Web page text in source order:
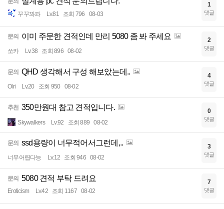
꾸꾸꽈꽈 Lv.81 조회 796 08-03
1
댓글
문의 이미 주문한 견적인데 만리 5080 좀 봐 주세요
쏘카 Lv.38 조회 896 08-02
2
댓글
문의 QHD 생각해서 구성 해보았는데..
Olri Lv.20 조회 950 08-02
4
댓글
추천 350만원대 참고 견적입니다.
Skywalkers Lv.92 조회 889 08-02
0
댓글
문의 ssd용량이 너무적어서그런데,..
너무어렵다능 Lv.12 조회 946 08-02
3
댓글
문의 5080 견적 부탁 드려요
Eroticism Lv.42 조회 1167 08-02
7
댓글